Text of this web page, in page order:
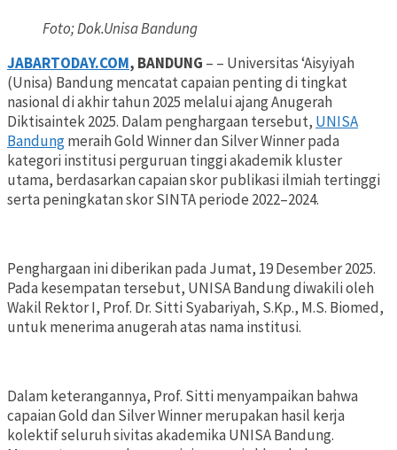
Foto; Dok.Unisa Bandung
JABARTODAY.COM, BANDUNG – – Universitas ‘Aisyiyah
(Unisa) Bandung mencatat capaian penting di tingkat
nasional di akhir tahun 2025 melalui ajang Anugerah
Diktisaintek 2025. Dalam penghargaan tersebut, UNISA
Bandungmeraih Gold Winner dan Silver Winner pada
kategori institusi perguruan tinggi akademik kluster
utama, berdasarkan capaian skor publikasi ilmiah tertinggi
serta peningkatan skor SINTA periode 2022–2024.
Penghargaan ini diberikan pada Jumat, 19 Desember 2025.
Pada kesempatan tersebut, UNISA Bandung diwakili oleh
Wakil Rektor I, Prof. Dr. Sitti Syabariyah, S.Kp., M.S. Biomed,
untuk menerima anugerah atas nama institusi.
Dalam keterangannya, Prof. Sitti menyampaikan bahwa
capaian Gold dan Silver Winner merupakan hasil kerja
kolektif seluruh sivitas akademika UNISA Bandung.